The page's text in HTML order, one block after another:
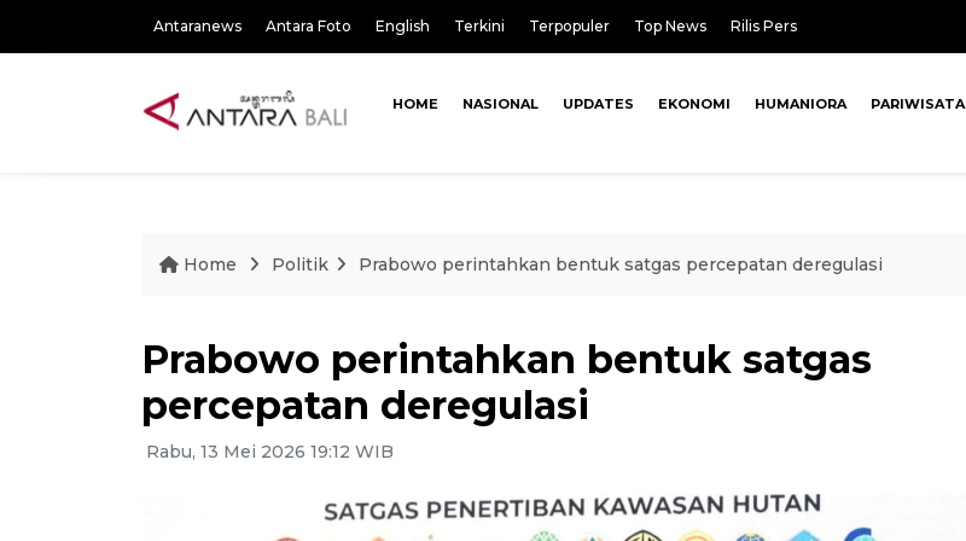
Antaranews Antara Foto English Terkini Terpopuler Top News Rilis Pers
HOME NASIONAL UPDATES EKONOMI HUMANIORA PARIWISATA
Home Politik Prabowo perintahkan bentuk satgas percepatan deregulasi
Prabowo perintahkan bentuk satgas
percepatan deregulasi
Rabu, 13 Mei 2026 19:12 WIB